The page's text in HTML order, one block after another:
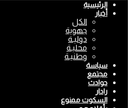
الرئيسية
أخبار
الكل
جهوية
دوليـة
محليـة
وطنيـة
سياسة
مجتمع
حوادث
رادار
السكوت ممنوع